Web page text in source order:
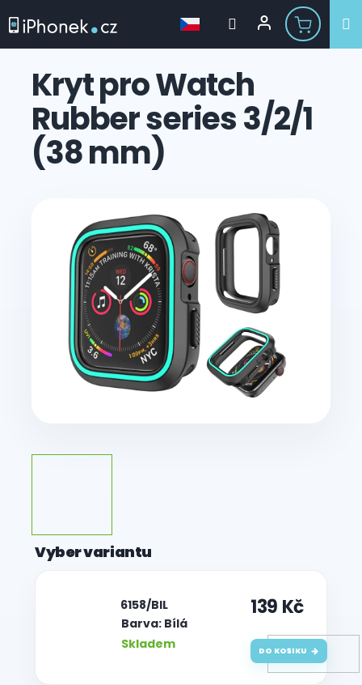
Kryt pro Watch
Rubber series 3/2/1
(38 mm)
Barva: Bílá
Skladem
| 6158/BIL 139 Kč
DO KOŠÍKU